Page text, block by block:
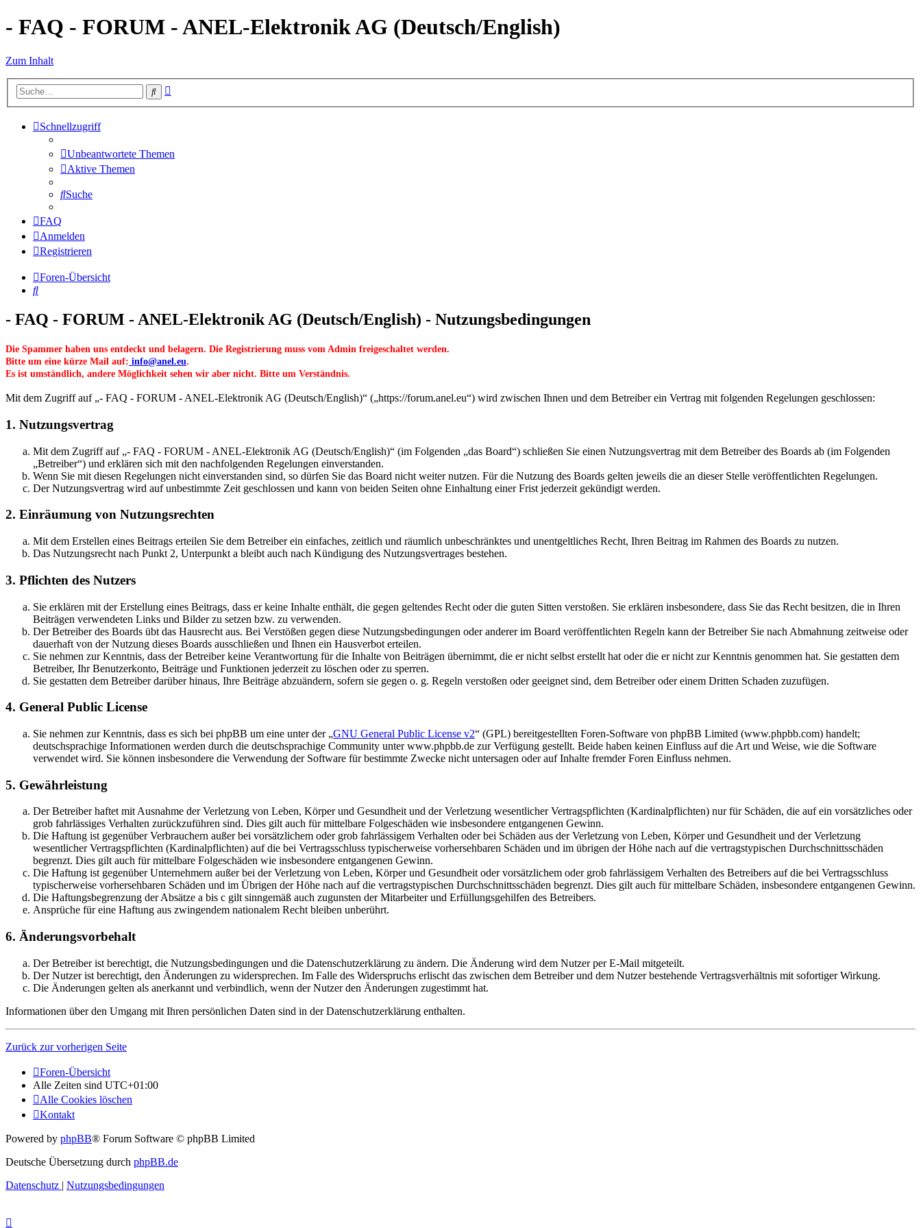
- FAQ - FORUM - ANEL-Elektronik AG (Deutsch/English)
Zum Inhalt
Suche
Schnellzugriff
Unbeantwortete Themen
Aktive Themen
Suche
FAQ
Anmelden
Registrieren
Foren-Übersicht
Suche
- FAQ - FORUM - ANEL-Elektronik AG (Deutsch/English) - Nutzungsbedingungen
Die Spammer haben uns entdeckt und belagern. Die Registrierung muss vom Admin freigeschaltet werden.
Bitte um eine kürze Mail auf: info@anel.eu.
Es ist umständlich, andere Möglichkeit sehen wir aber nicht. Bitte um Verständnis.
Mit dem Zugriff auf „- FAQ - FORUM - ANEL-Elektronik AG (Deutsch/English)“ („https://forum.anel.eu“) wird zwischen Ihnen und dem Betreiber ein Vertrag mit folgenden Regelungen geschlossen:
1. Nutzungsvertrag
Mit dem Zugriff auf „- FAQ - FORUM - ANEL-Elektronik AG (Deutsch/English)“ (im Folgenden „das Board“) schließen Sie einen Nutzungsvertrag mit dem Betreiber des Boards ab (im Folgenden
„Betreiber“) und erklären sich mit den nachfolgenden Regelungen einverstanden.
Wenn Sie mit diesen Regelungen nicht einverstanden sind, so dürfen Sie das Board nicht weiter nutzen. Für die Nutzung des Boards gelten jeweils die an dieser Stelle veröffentlichten Regelungen.
Der Nutzungsvertrag wird auf unbestimmte Zeit geschlossen und kann von beiden Seiten ohne Einhaltung einer Frist jederzeit gekündigt werden.
2. Einräumung von Nutzungsrechten
Mit dem Erstellen eines Beitrags erteilen Sie dem Betreiber ein einfaches, zeitlich und räumlich unbeschränktes und unentgeltliches Recht, Ihren Beitrag im Rahmen des Boards zu nutzen.
Das Nutzungsrecht nach Punkt 2, Unterpunkt a bleibt auch nach Kündigung des Nutzungsvertrages bestehen.
3. Pflichten des Nutzers
Sie erklären mit der Erstellung eines Beitrags, dass er keine Inhalte enthält, die gegen geltendes Recht oder die guten Sitten verstoßen. Sie erklären insbesondere, dass Sie das Recht besitzen, die in Ihren
Beiträgen verwendeten Links und Bilder zu setzen bzw. zu verwenden.
Der Betreiber des Boards übt das Hausrecht aus. Bei Verstößen gegen diese Nutzungsbedingungen oder anderer im Board veröffentlichten Regeln kann der Betreiber Sie nach Abmahnung zeitweise oder
dauerhaft von der Nutzung dieses Boards ausschließen und Ihnen ein Hausverbot erteilen.
Sie nehmen zur Kenntnis, dass der Betreiber keine Verantwortung für die Inhalte von Beiträgen übernimmt, die er nicht selbst erstellt hat oder die er nicht zur Kenntnis genommen hat. Sie gestatten dem
Betreiber, Ihr Benutzerkonto, Beiträge und Funktionen jederzeit zu löschen oder zu sperren.
Sie gestatten dem Betreiber darüber hinaus, Ihre Beiträge abzuändern, sofern sie gegen o. g. Regeln verstoßen oder geeignet sind, dem Betreiber oder einem Dritten Schaden zuzufügen.
4. General Public License
Sie nehmen zur Kenntnis, dass es sich bei phpBB um eine unter der „GNU General Public License v2“ (GPL) bereitgestellten Foren-Software von phpBB Limited (www.phpbb.com) handelt;
deutschsprachige Informationen werden durch die deutschsprachige Community unter www.phpbb.de zur Verfügung gestellt. Beide haben keinen Einfluss auf die Art und Weise, wie die Software
verwendet wird. Sie können insbesondere die Verwendung der Software für bestimmte Zwecke nicht untersagen oder auf Inhalte fremder Foren Einfluss nehmen.
5. Gewährleistung
Der Betreiber haftet mit Ausnahme der Verletzung von Leben, Körper und Gesundheit und der Verletzung wesentlicher Vertragspflichten (Kardinalpflichten) nur für Schäden, die auf ein vorsätzliches oder
grob fahrlässiges Verhalten zurückzuführen sind. Dies gilt auch für mittelbare Folgeschäden wie insbesondere entgangenen Gewinn.
Die Haftung ist gegenüber Verbrauchern außer bei vorsätzlichem oder grob fahrlässigem Verhalten oder bei Schäden aus der Verletzung von Leben, Körper und Gesundheit und der Verletzung
wesentlicher Vertragspflichten (Kardinalpflichten) auf die bei Vertragsschluss typischerweise vorhersehbaren Schäden und im übrigen der Höhe nach auf die vertragstypischen Durchschnittsschäden
begrenzt. Dies gilt auch für mittelbare Folgeschäden wie insbesondere entgangenen Gewinn.
Die Haftung ist gegenüber Unternehmern außer bei der Verletzung von Leben, Körper und Gesundheit oder vorsätzlichem oder grob fahrlässigem Verhalten des Betreibers auf die bei Vertragsschluss
typischerweise vorhersehbaren Schäden und im Übrigen der Höhe nach auf die vertragstypischen Durchschnittsschäden begrenzt. Dies gilt auch für mittelbare Schäden, insbesondere entgangenen Gewinn.
Die Haftungsbegrenzung der Absätze a bis c gilt sinngemäß auch zugunsten der Mitarbeiter und Erfüllungsgehilfen des Betreibers.
Ansprüche für eine Haftung aus zwingendem nationalem Recht bleiben unberührt.
6. Änderungsvorbehalt
Der Betreiber ist berechtigt, die Nutzungsbedingungen und die Datenschutzerklärung zu ändern. Die Änderung wird dem Nutzer per E-Mail mitgeteilt.
Der Nutzer ist berechtigt, den Änderungen zu widersprechen. Im Falle des Widerspruchs erlischt das zwischen dem Betreiber und dem Nutzer bestehende Vertragsverhältnis mit sofortiger Wirkung.
Die Änderungen gelten als anerkannt und verbindlich, wenn der Nutzer den Änderungen zugestimmt hat.
Informationen über den Umgang mit Ihren persönlichen Daten sind in der Datenschutzerklärung enthalten.
Zurück zur vorherigen Seite
Foren-Übersicht
Alle Zeiten sind UTC+01:00
Alle Cookies löschen
Kontakt
Powered by phpBB® Forum Software © phpBB Limited
Deutsche Übersetzung durch phpBB.de
Datenschutz | Nutzungsbedingungen